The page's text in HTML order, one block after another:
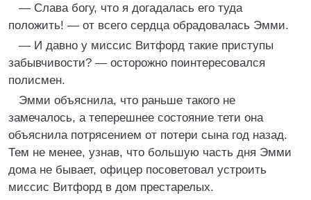
— Слава богу, что я догадалась его туда
положить! — от всего сердца обрадовалась Эмми.
— И давно у миссис Витфорд такие приступы
забывчивости? — осторожно поинтересовался
полисмен.
Эмми объяснила, что раньше такого не
замечалось, а теперешнее состояние тети она
объяснила потрясением от потери сына год назад.
Тем не менее, узнав, что большую часть дня Эмми
дома не бывает, офицер посоветовал устроить
миссис Витфорд в дом престарелых.